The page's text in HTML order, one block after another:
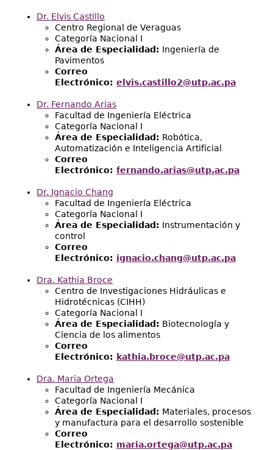
Dr. Elvis Castillo
Centro Regional de Veraguas
Categoría Nacional I
Área de Especialidad: Ingeniería de
Pavimentos
Correo
Electrónico: elvis.castillo2@utp.ac.pa
Dr. Fernando Arias
Facultad de Ingeniería Eléctrica
Categoría Nacional I
Área de Especialidad: Robótica,
Automatización e Inteligencia Artificial
Correo
Electrónico: fernando.arias@utp.ac.pa
Dr. Ignacio Chang
Facultad de Ingeniería Eléctrica
Categoría Nacional I
Área de Especialidad: Instrumentación y
control
Correo
Electrónico: ignacio.chang@utp.ac.pa
Dra. Kathia Broce
Centro de Investigaciones Hidráulicas e
Hidrotécnicas (CIHH)
Categoría Nacional I
Área de Especialidad: Biotecnología y
Ciencia de los alimentos
Correo
Electrónico: kathia.broce@utp.ac.pa
Dra. Maria Ortega
Facultad de Ingeniería Mecánica
Categoría Nacional I
Área de Especialidad: Materiales, procesos
y manufactura para el desarrollo sostenible
Correo
Electrónico: maria.ortega@utp.ac.pa